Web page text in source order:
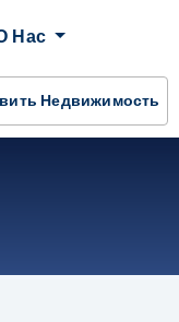
Нас
Недвижимость